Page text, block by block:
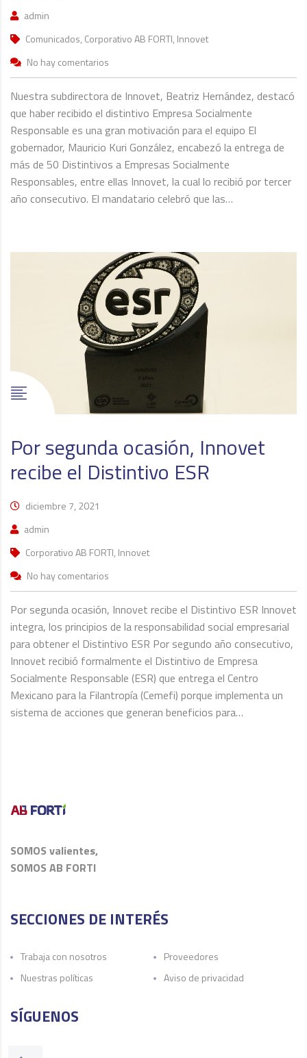
admin
Comunicados, Corporativo AB FORTI, Innovet
No hay comentarios
Nuestra subdirectora de Innovet, Beatriz Hernández, destacó
que haber recibido el distintivo Empresa Socialmente
Responsable es una gran motivación para el equipo El
gobernador, Mauricio Kuri González, encabezó la entrega de
más de 50 Distintivos a Empresas Socialmente
Responsables, entre ellas Innovet, la cual lo recibió por tercer
año consecutivo. El mandatario celebró que las…
Por segunda ocasión, Innovet
recibe el Distintivo ESR
diciembre 7, 2021
admin
Corporativo AB FORTI, Innovet
No hay comentarios
Por segunda ocasión, Innovet recibe el Distintivo ESR Innovet
integra, los principios de la responsabilidad social empresarial
para obtener el Distintivo ESR Por segundo año consecutivo,
Innovet recibió formalmente el Distintivo de Empresa
Socialmente Responsable (ESR) que entrega el Centro
Mexicano para la Filantropía (Cemefi) porque implementa un
sistema de acciones que generan beneficios para…
SOMOS valientes,
SOMOS AB FORTI
SECCIONES DE INTERÉS
Trabaja con nosotros
Proveedores
Nuestras políticas
Aviso de privacidad
SÍGUENOS